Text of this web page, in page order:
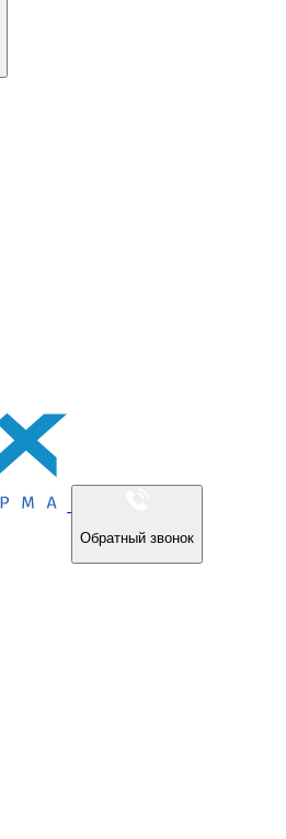
Обратный звонок